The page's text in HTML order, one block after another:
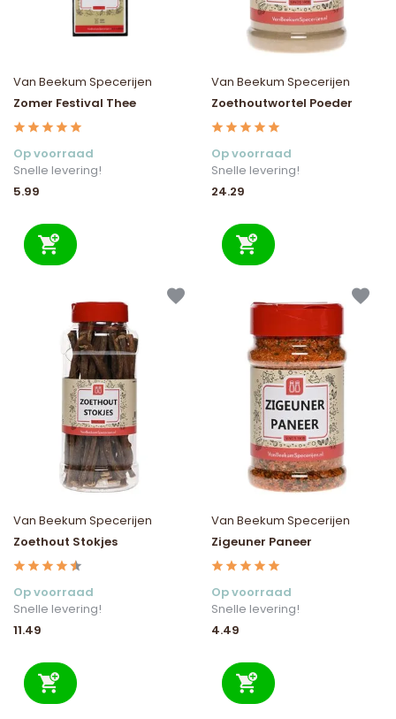
Van Beekum Specerijen
Zomer Festival Thee
Op voorraad
Snelle levering!
5.99
Van Beekum Specerijen
Zoethoutwortel Poeder
Op voorraad
Snelle levering!
24.29
Van Beekum Specerijen
Zoethout Stokjes
Op voorraad
Snelle levering!
11.49
Van Beekum Specerijen
Zigeuner Paneer
Op voorraad
Snelle levering!
4.49